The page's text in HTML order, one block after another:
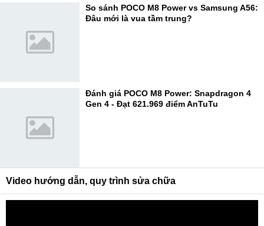
So sánh POCO M8 Power vs Samsung A56:
Đâu mới là vua tầm trung?
Đánh giá POCO M8 Power: Snapdragon 4
Gen 4 - Đạt 621.969 điểm AnTuTu
Video hướng dẫn, quy trình sửa chữa